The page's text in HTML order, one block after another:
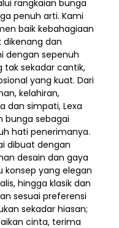
rangkaian bunga
penuh arti. Kami
baik kebahagiaan
dan
dengan sepenuh
sekadar cantik,
yang kuat. Dari
kelahiran,
dan simpati, Lexa
bunga sebagai
hati penerimanya.
dibuat dengan
desain dan gaya
konsep yang elegan
hingga klasik dan
sesuai preferensi
sekadar hiasan;
cinta, terima